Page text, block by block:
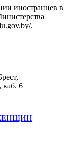
иностранцев в
.
каб. 6